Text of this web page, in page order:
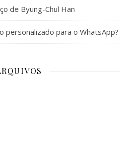
de Byung-Chul Han
personalizado para o WhatsApp?